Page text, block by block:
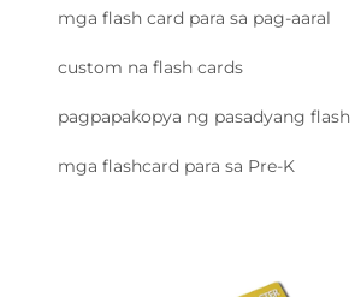
mga flash card para sa pag-aaral
custom na flash cards
pagpapakopya ng pasadyang flash
mga flashcard para sa Pre-K